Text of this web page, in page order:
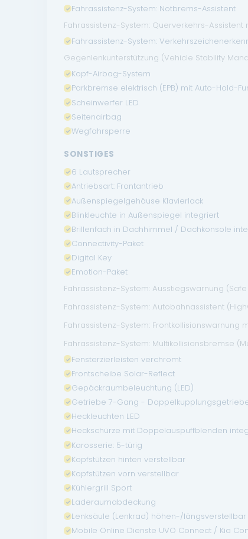
Fahrassistenz-System: Notbrems-Assistent
Fahrassistenz-System: Querverkehrs-Assistent
Fahrassistenz-System:
Gegenlenkunterstützung (Vehicle Stability
Kopf-Airbag-System
Parkbremse elektrisch (EPB) mit Auto-Hold-
Scheinwerfer LED
Seitenairbag
Wegfahrsperre
SONSTIGES
6 Lautsprecher
Antriebsart: Frontantrieb
Außenspiegelgehäuse Klavierlack
Blinkleuchte in Außenspiegel integriert
Brillenfach in Dachhimmel / Dachkonsole
Connectivity-Paket
Digital Key
Emotion-Paket
Fahrassistenz-System: Ausstiegswarnung (Safe
Fahrassistenz-System: Autobahnassistent
Fahrassistenz-System: Frontkollisionswarnung
Fahrassistenz-System: Multikollisionsbremse
Fensterzierleisten verchromt
Frontscheibe Solar-Reflect
Gepäckraumbeleuchtung (LED)
Getriebe 7-Gang -
Heckleuchten LED
Heckschürze mit Doppelauspuffblenden
Karosserie: 5-türig
Kopfstützen hinten verstellbar
Kopfstützen vorn verstellbar
Kühlergrill Sport
Laderaumabdeckung
Lenksäule (Lenkrad) höhen-/längsverstellbar
Mobile Online Dienste UVO Connect / Kia